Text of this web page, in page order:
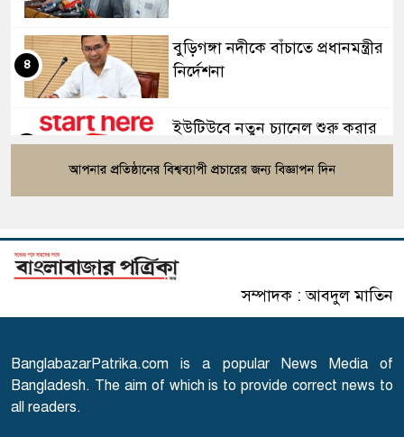
বুড়িগঙ্গা নদীকে বাঁচাতে প্রধানমন্ত্রীর
নির্দেশনা
৪
ইউটিউবে নতুন চ্যানেল শুরু করার
আগে করণীয়
৫
এবার ব্রয়লারের মাংসে মিলল
মাত্রাতিরিক্ত অ্যান্টিমাইক্রোবিয়াল
হরমুজে নতুন নৌপথে ওমানের সঙ্গে
সমঝোতায় ইরান
৮
সম্পাদক : আবদুল মাতিন
BanglabazarPatrika.com is a popular News Media of
Bangladesh. The aim of which is to provide correct news to
all readers.